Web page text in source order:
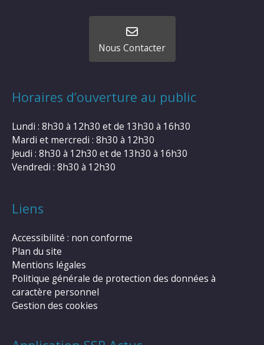
Nous Contacter
Horaires d’ouverture au public
Lundi : 8h30 à 12h30 et de 13h30 à 16h30
Mardi et mercredi : 8h30 à 12h30
Jeudi : 8h30 à 12h30 et de 13h30 à 16h30
Vendredi : 8h30 à 12h30
Liens
Accessibilité : non conforme
Plan du site
Mentions légales
Politique générale de protection des données à
caractère personnel
Gestion des cookies